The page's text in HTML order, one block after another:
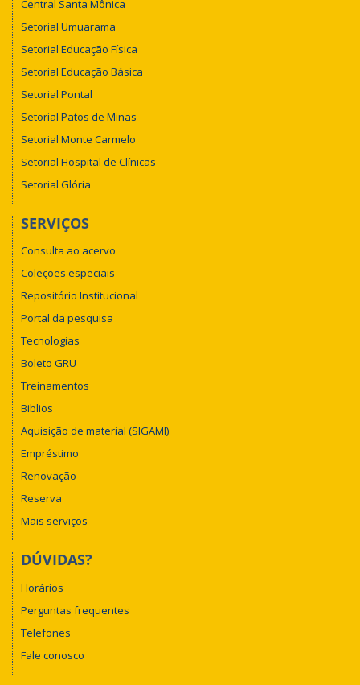
Central Santa Mônica
Setorial Umuarama
Setorial Educação Física
Setorial Educação Básica
Setorial Pontal
Setorial Patos de Minas
Setorial Monte Carmelo
Setorial Hospital de Clínicas
Setorial Glória
SERVIÇOS
Consulta ao acervo
Coleções especiais
Repositório Institucional
Portal da pesquisa
Tecnologias
Boleto GRU
Treinamentos
Biblios
Aquisição de material (SIGAMI)
Empréstimo
Renovação
Reserva
Mais serviços
DÚVIDAS?
Horários
Perguntas frequentes
Telefones
Fale conosco